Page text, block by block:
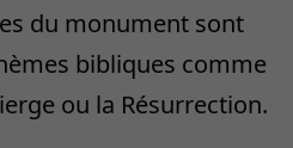
du monument sont
bibliques comme
ou la Résurrection.